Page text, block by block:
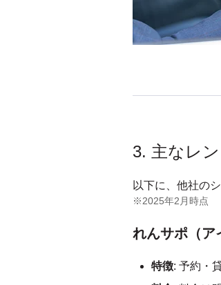
3. 主なレ
以下に、他社の
※2025年2月時点
れんサポ（ア
特徴:予約・